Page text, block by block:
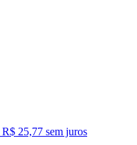
R$ 25,77 sem juros